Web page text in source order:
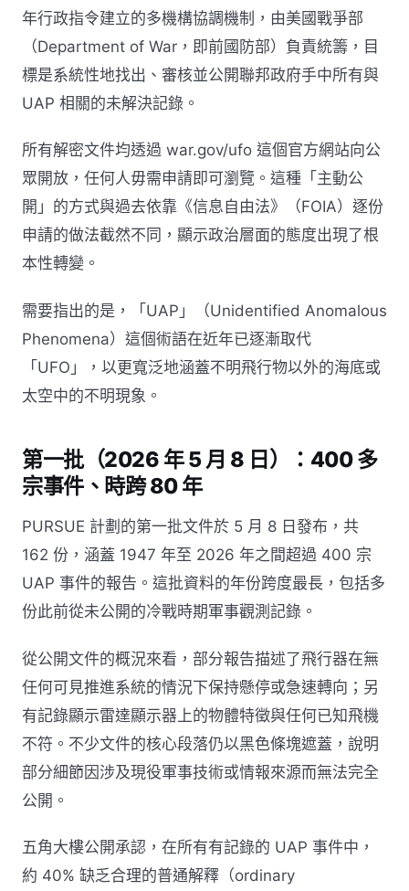
年行政指令建立的多機構協調機制，由美國戰爭部
（Department of War，即前國防部）負責統籌，目
標是系統性地找出、審核並公開聯邦政府手中所有與
UAP 相關的未解決記錄。
所有解密文件均透過 war.gov/ufo 這個官方網站向公
眾開放，任何人毋需申請即可瀏覽。這種「主動公
開」的方式與過去依靠《信息自由法》（FOIA）逐份
申請的做法截然不同，顯示政治層面的態度出現了根
本性轉變。
需要指出的是，「UAP」（Unidentified Anomalous
Phenomena）這個術語在近年已逐漸取代
「UFO」，以更寬泛地涵蓋不明飛行物以外的海底或
太空中的不明現象。
第一批（2026 年 5 月 8 日）：400 多
宗事件、時跨 80 年
PURSUE 計劃的第一批文件於 5 月 8 日發布，共
162 份，涵蓋 1947 年至 2026 年之間超過 400 宗
UAP 事件的報告。這批資料的年份跨度最長，包括多
份此前從未公開的冷戰時期軍事觀測記錄。
從公開文件的概況來看，部分報告描述了飛行器在無
任何可見推進系統的情況下保持懸停或急速轉向；另
有記錄顯示雷達顯示器上的物體特徵與任何已知飛機
不符。不少文件的核心段落仍以黑色條塊遮蓋，說明
部分細節因涉及現役軍事技術或情報來源而無法完全
公開。
五角大樓公開承認，在所有有記錄的 UAP 事件中，
約 40% 缺乏合理的普通解釋（ordinary